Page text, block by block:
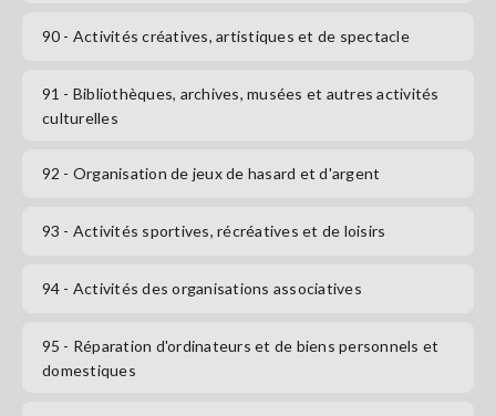
90 - Activités créatives, artistiques et de spectacle
91 - Bibliothèques, archives, musées et autres activités
culturelles
92 - Organisation de jeux de hasard et d'argent
93 - Activités sportives, récréatives et de loisirs
94 - Activités des organisations associatives
95 - Réparation d'ordinateurs et de biens personnels et
domestiques